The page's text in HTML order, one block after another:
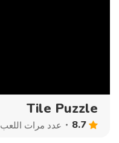
Tile Puzzle
8.7 عدد مرات اللعب 6,636